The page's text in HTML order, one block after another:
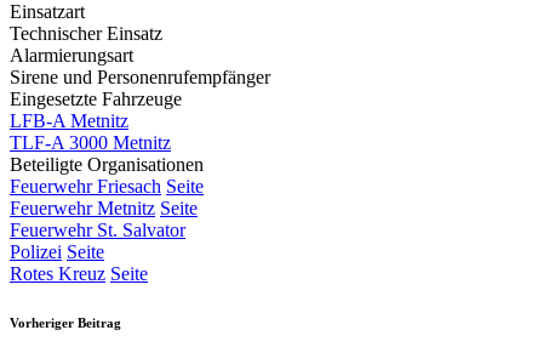
Einsatzart
Technischer Einsatz
Alarmierungsart
Sirene und Personenrufempfänger
Eingesetzte Fahrzeuge
LFB-A Metnitz
TLF-A 3000 Metnitz
Beteiligte Organisationen
Feuerwehr Friesach Seite
Feuerwehr Metnitz Seite
Feuerwehr St. Salvator
Polizei Seite
Rotes Kreuz Seite
Vorheriger Beitrag